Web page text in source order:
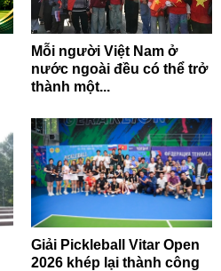
Mỗi người Việt Nam ở
nước ngoài đều có thể trở
thành một...
Giải Pickleball Vitar Open
2026 khép lại thành công